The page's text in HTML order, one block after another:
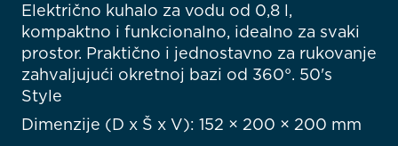
Električno kuhalo za vodu od 0,8 l,
kompaktno i funkcionalno, idealno za svaki
prostor. Praktično i jednostavno za rukovanje
zahvaljujući okretnoj bazi od 360°. 50's
Style
Dimenzije (D x Š x V): 152 × 200 × 200 mm